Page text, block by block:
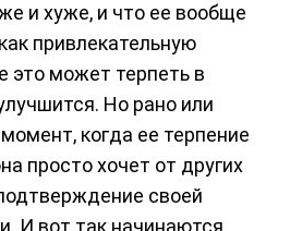
и хуже, и что ее вообще
привлекательную
может терпеть в
Но рано или
когда ее терпение
просто хочет от других
своей
И вот так начинаются